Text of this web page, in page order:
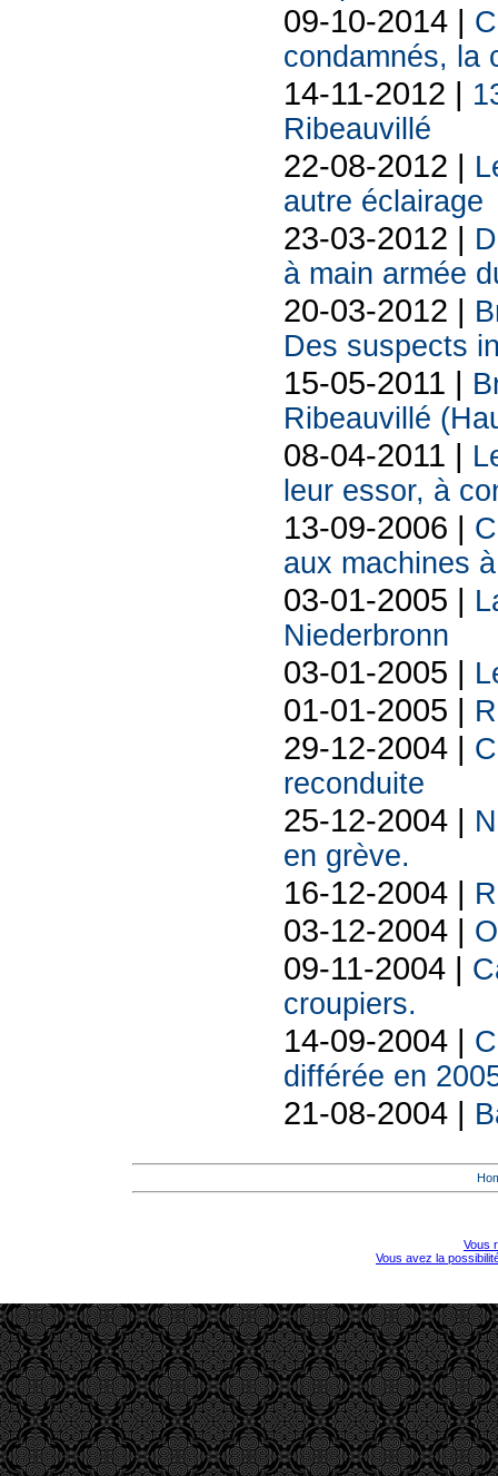
09-10-2014 |
condamnés, la
14-11-2012 |
Ribeauvillé
22-08-2012 |
autre éclairage
23-03-2012 |
à main armée
20-03-2012 |
Des suspects
15-05-2011 |
Ribeauvillé
08-04-2011 |
leur essor, à
13-09-2006 |
aux machines
03-01-2005 |
Niederbronn
03-01-2005 |
01-01-2005 |
29-12-2004 |
reconduite
25-12-2004 |
en grève.
16-12-2004 |
03-12-2004 |
09-11-2004 |
croupiers.
14-09-2004 |
différée en
21-08-2004 |
Vous
Vous avez la